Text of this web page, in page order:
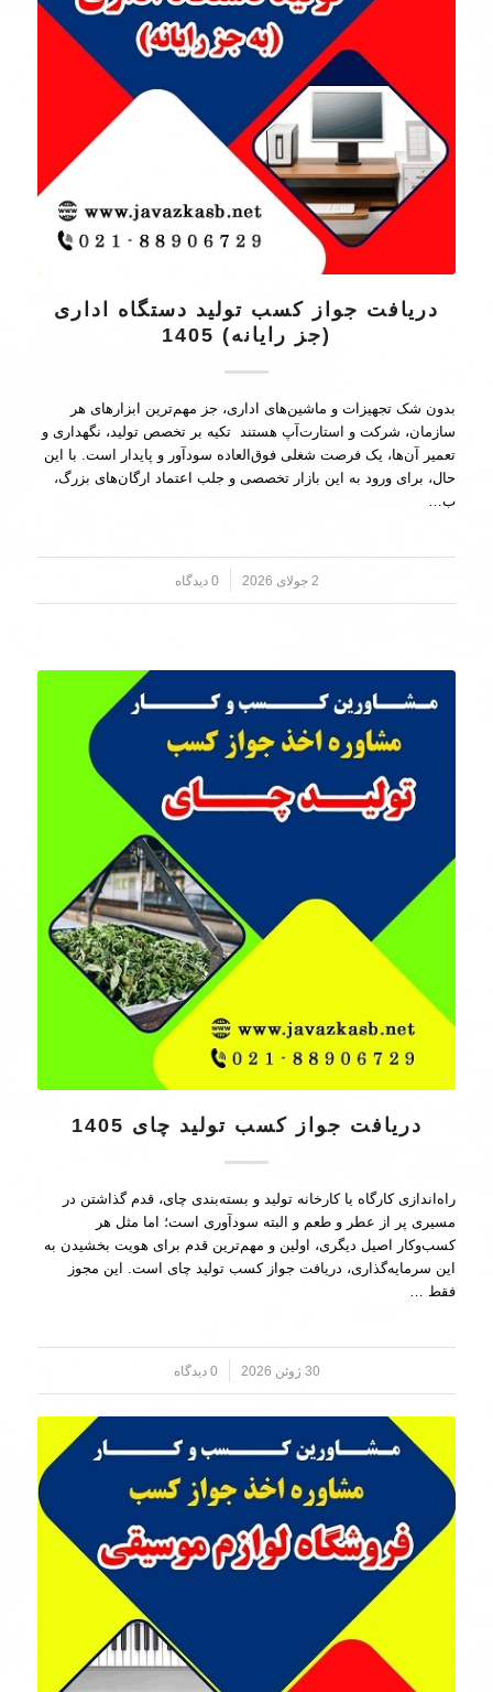
دریافت جواز کسب تولید دستگاه اداری
(جز رایانه) 1405
بدون شک تجهیزات و ماشین‌های اداری، جز مهم‌ترین ابزارهای هر
سازمان، شرکت و استارت‌آپ‌ هستند تکیه بر تخصص تولید، نگهداری و
تعمیر آن‌ها، یک فرصت شغلی فوق‌العاده سودآور و پایدار است. با این
حال، برای ورود به این بازار تخصصی و جلب اعتماد ارگان‌های بزرگ،
ب…
2 جولای 2026 / 0 دیدگاه
دریافت جواز کسب تولید چای 1405
راه‌اندازی کارگاه یا کارخانه تولید و بسته‌بندی چای، قدم گذاشتن در
مسیری پر از عطر و طعم و البته سودآوری است؛ اما مثل هر
کسب‌وکار اصیل دیگری، اولین و مهم‌ترین قدم برای هویت بخشیدن به
این سرمایه‌گذاری، دریافت جواز کسب تولید چای است. این مجوز
فقط …
30 ژوئن 2026 / 0 دیدگاه